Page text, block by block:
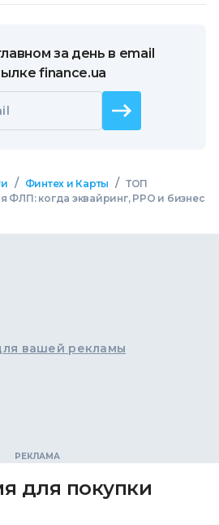
за день в email
finance.ua
/ Финтех и Карты / ТОП
ФЛП: когда эквайринг, РРО и бизнес
вашей рекламы
для покупки